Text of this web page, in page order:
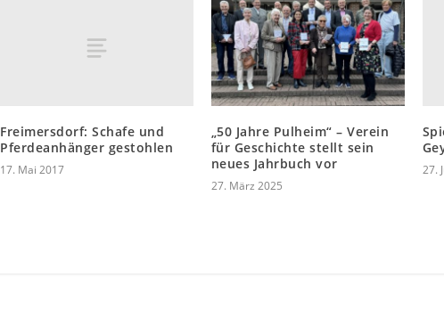
Freimersdorf: Schafe und
Pferdeanhänger gestohlen
17. Mai 2017
„50 Jahre Pulheim“ – Verein
für Geschichte stellt sein
neues Jahrbuch vor
27. März 2025
27.